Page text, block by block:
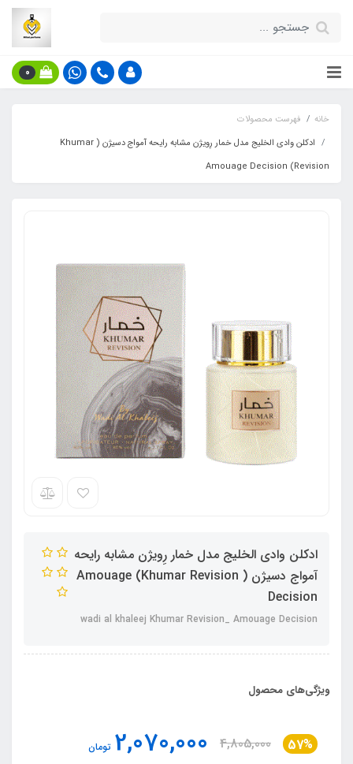
0
خانه
فهرست محصولات
ادکلن وادی الخلیج مدل خمار رِویژن مشابه رایحه آمواج دسیژن ( Khumar
Revision) Amouage Decision
ادکلن وادی الخلیج مدل خمار رِویژن مشابه رایحه
آمواج دسیژن ( Khumar Revision) Amouage
Decision
wadi al khaleej Khumar Revision_ Amouage Decision
ویژگی‌های محصول
57%
4,805,000
2,070,000 تومان